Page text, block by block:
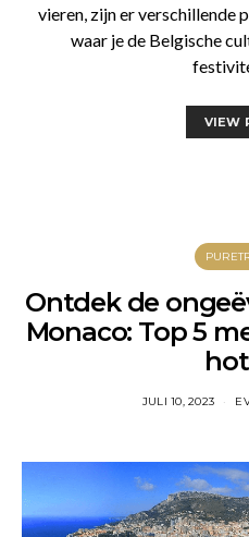
vieren, zijn er verschillende
waar je de Belgische
VIEW
Ontdek de
Monaco: Top 5
JULI 10, 2023